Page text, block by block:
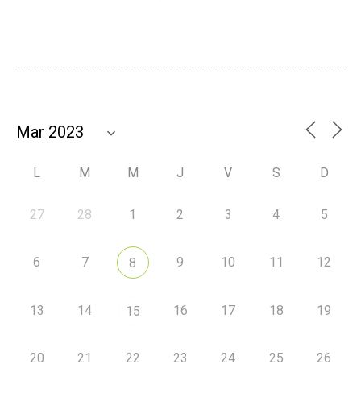
L M M J V S D
27 28 1 2 3 4 5
6 7 8 9 10 11 12
13 14 15 16 17 18 19
20 21 22 23 24 25 26